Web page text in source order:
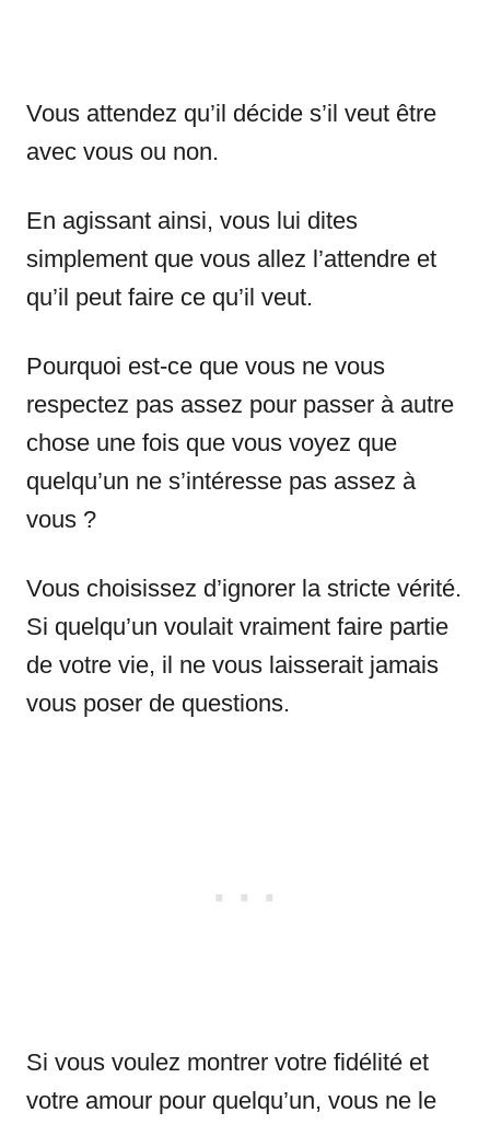
Vous attendez qu’il décide s’il veut être
avec vous ou non.
En agissant ainsi, vous lui dites
simplement que vous allez l’attendre et
qu’il peut faire ce qu’il veut.
Pourquoi est-ce que vous ne vous
respectez pas assez pour passer à autre
chose une fois que vous voyez que
quelqu’un ne s’intéresse pas assez à
vous ?
Vous choisissez d’ignorer la stricte vérité.
Si quelqu’un voulait vraiment faire partie
de votre vie, il ne vous laisserait jamais
vous poser de questions.
Si vous voulez montrer votre fidélité et
votre amour pour quelqu’un, vous ne le